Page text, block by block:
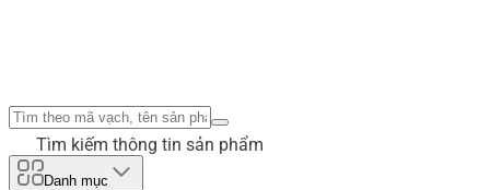
Tìm kiếm thông tin sản phẩm
Danh mục